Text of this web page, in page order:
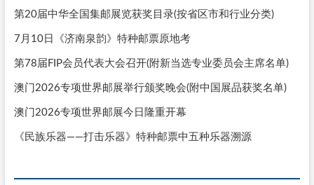
第20届中华全国集邮展览获奖目录(按省区市和行业分类)
7月10日《济南泉韵》特种邮票原地考
第78届FIP会员代表大会召开(附新当选专业委员会主席名单)
澳门2026专项世界邮展举行颁奖晚会(附中国展品获奖名单)
澳门2026专项世界邮展今日隆重开幕
《民族乐器——打击乐器》特种邮票中五种乐器溯源